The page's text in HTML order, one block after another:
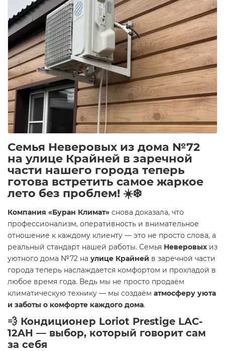
Семья Неверовых из дома №72
на улице Крайней в заречной
части нашего города теперь
готова встретить самое жаркое
лето без проблем! ☀️❄️
Компания «Буран Климат» снова доказала, что
профессионализм, оперативность и внимательное
отношение к каждому клиенту — это не просто слова, а
реальный стандарт нашей работы. Семья Неверовых из
уютного дома №72 на улице Крайней в заречной части
города теперь наслаждается комфортом и прохладой в
любое время года. Ведь мы не просто продаём
климатическую технику — мы создаём атмосферу уюта
и заботы о комфорте каждого дома.
💨 Кондиционер Loriot Prestige LAC-
12AH — выбор, который говорит сам
за себя